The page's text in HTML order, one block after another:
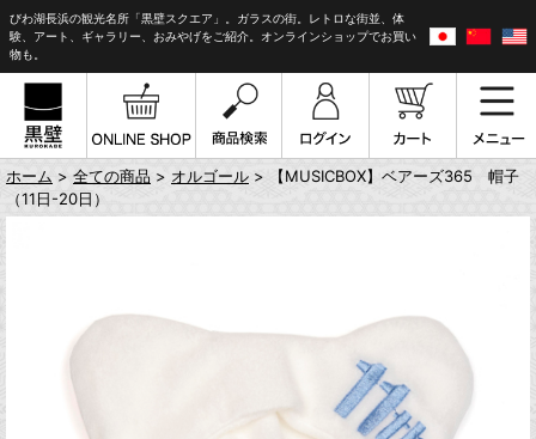
びわ湖長浜の観光名所「黒壁スクエア」。ガラスの街。レトロな街並、体
験、アート、ギャラリー、おみやげをご紹介。オンラインショップでお買い
物も。
ホーム > 全ての商品 > オルゴール > 【MUSICBOX】ベアーズ365 帽子
（11日-20日）